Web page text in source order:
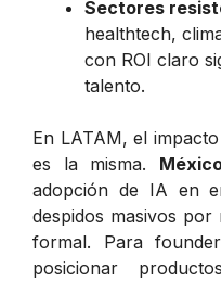
Sectores
healthtech,
con ROI claro
talento.
En LATAM, el
es la misma.
adopción de IA en
despidos masivos
formal. Para
posicionar